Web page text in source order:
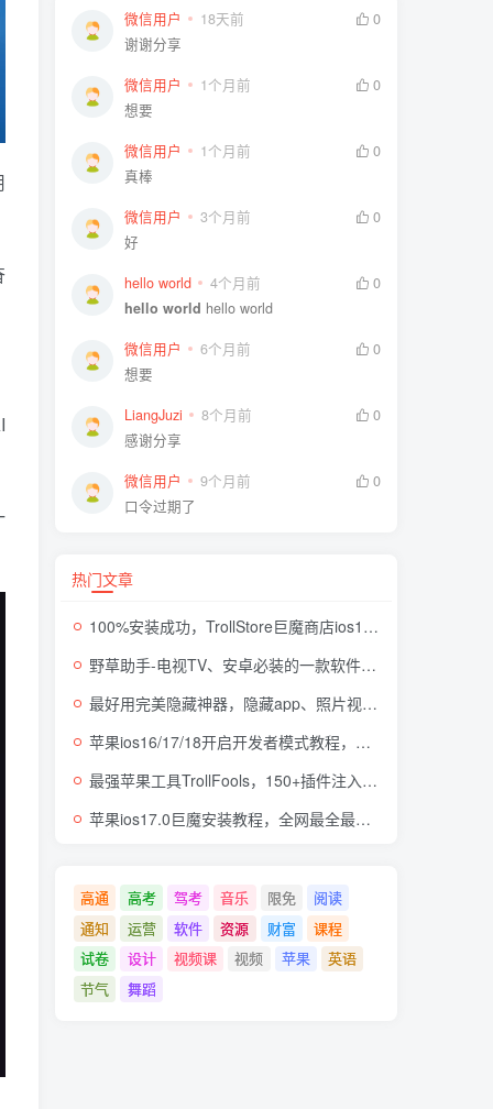
微信用户 18天前
0
谢谢分享
微信用户 1个月前
0
想要
微信用户 1个月前
0
真棒
微信用户 3个月前
0
好
hello world 4个月前
0
hello world hello world
微信用户 6个月前
0
想要
LiangJuzi 8个月前
0
感谢分享
微信用户 9个月前
0
口令过期了
热门文章
100%安装成功，TrollStore巨魔商店ios17来了，这些系统马上起飞了
野草助手-电视TV、安卓必装的一款软件，超级好用
最好用完美隐藏神器，隐藏app、照片视频，自身伪装成计算器，完全免费无广
苹果ios16/17/18开启开发者模式教程，开发者模式有什么用
最强苹果工具TrollFools，150+插件注入，让你的iphone起飞！
苹果ios17.0巨魔安装教程，全网最全最细TrollStore巨魔商店方法，支持所有机型
高通 高考 驾考 音乐 限免
阅读
通知
运营 软件 资源 财富
课程
试卷
设计 视频课 视频 苹果
英语
节气
舞蹈